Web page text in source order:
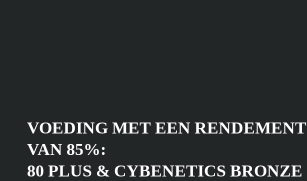
VOEDING MET EEN RENDEMENT
VAN 85%:
80 PLUS & CYBENETICS BRONZE